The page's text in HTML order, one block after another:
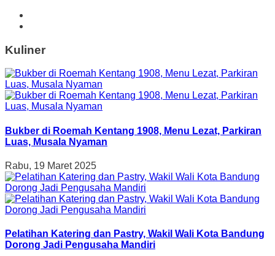
Kuliner
Bukber di Roemah Kentang 1908, Menu Lezat, Parkiran
Luas, Musala Nyaman
Rabu, 19 Maret 2025
Pelatihan Katering dan Pastry, Wakil Wali Kota Bandung
Dorong Jadi Pengusaha Mandiri